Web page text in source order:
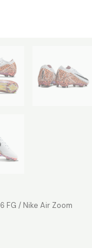
FG / Nike Air Zoom